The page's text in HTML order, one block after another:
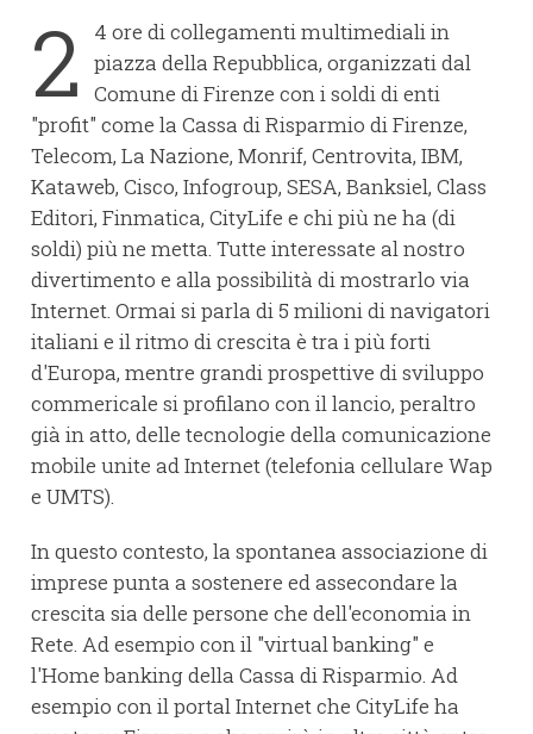
2
4 ore di collegamenti multimediali in
piazza della Repubblica, organizzati dal
Comune di Firenze con i soldi di enti
"profit" come la Cassa di Risparmio di Firenze,
Telecom, La Nazione, Monrif, Centrovita, IBM,
Kataweb, Cisco, Infogroup, SESA, Banksiel, Class
Editori, Finmatica, CityLife e chi più ne ha (di
soldi) più ne metta. Tutte interessate al nostro
divertimento e alla possibilità di mostrarlo via
Internet. Ormai si parla di 5 milioni di navigatori
italiani e il ritmo di crescita è tra i più forti
d'Europa, mentre grandi prospettive di sviluppo
commericale si profilano con il lancio, peraltro
già in atto, delle tecnologie della comunicazione
mobile unite ad Internet (telefonia cellulare Wap
e UMTS).
In questo contesto, la spontanea associazione di
imprese punta a sostenere ed assecondare la
crescita sia delle persone che dell'economia in
Rete. Ad esempio con il "virtual banking" e
l'Home banking della Cassa di Risparmio. Ad
esempio con il portal Internet che CityLife ha